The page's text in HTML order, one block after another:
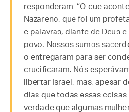
responderam: “O que
Nazareno, que foi um
e palavras, diante de Deus
povo. Nossos sumos
o entregaram para ser
crucificaram. Nós
libertar Israel, mas, apesar
dias que todas essas coisas
verdade que algumas